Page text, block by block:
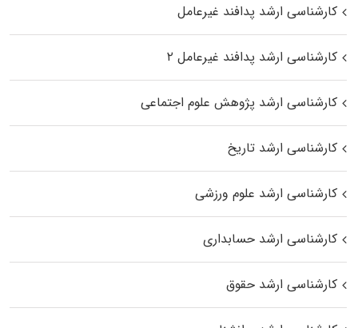
کارشناسی ارشد پدافند غیرعامل
کارشناسی ارشد پدافند غیرعامل ۲
کارشناسی ارشد پژوهش علوم اجتماعی
کارشناسی ارشد تاریخ
کارشناسی ارشد علوم ورزشی
کارشناسی ارشد حسابداری
کارشناسی ارشد حقوق